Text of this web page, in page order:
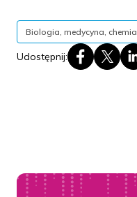
Biologia, medycyna, chemia
Udostępnij: